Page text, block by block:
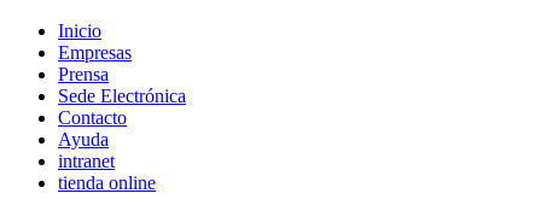
Inicio
Empresas
Prensa
Sede Electrónica
Contacto
Ayuda
intranet
tienda online